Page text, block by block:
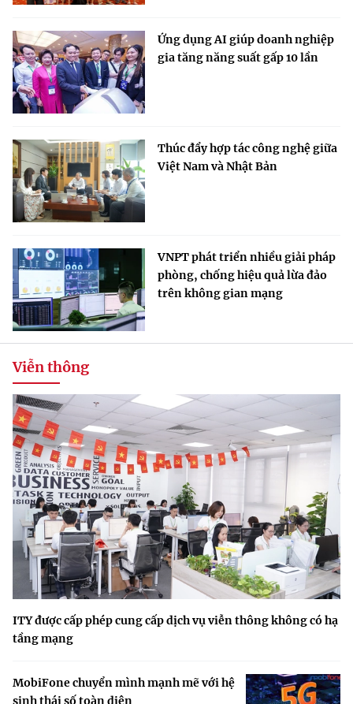
Ứng dụng AI giúp doanh nghiệp
gia tăng năng suất gấp 10 lần
Thúc đẩy hợp tác công nghệ giữa
Việt Nam và Nhật Bản
VNPT phát triển nhiều giải pháp
phòng, chống hiệu quả lừa đảo
trên không gian mạng
Viễn thông
ITY được cấp phép cung cấp dịch vụ viễn thông không có hạ
tầng mạng
MobiFone chuyển mình mạnh mẽ với hệ
sinh thái số toàn diện